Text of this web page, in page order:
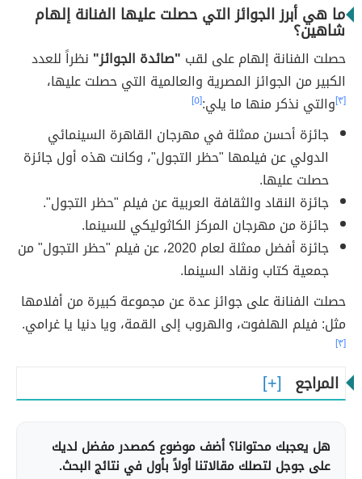
ما هي أبرز الجوائز التي حصلت عليها الفنانة إلهام
شاهين؟
حصلت الفنانة إلهام على لقب "صائدة الجوائز" نظراً للعدد
الكبير من الجوائز المصرية والعالمية التي حصلت عليها،
[٣] والتي نذكر منها ما يلي:[٥]
جائزة أحسن ممثلة في مهرجان القاهرة السينمائي
الدولي عن فيلمها "حظر التجول"، وكانت هذه أول جائزة
حصلت عليها.
جائزة النقاد والثقافة العربية عن فيلم "حظر التجول".
جائزة من مهرجان المركز الكاثوليكي للسينما.
جائزة أفضل ممثلة لعام 2020، عن فيلم "حظر التجول" من
جمعية كتاب ونقاد السينما.
حصلت الفنانة على جوائز عدة عن مجموعة كبيرة من أفلامها
مثل: فيلم الهلفوت، والهروب إلى القمة، ويا دنيا يا غرامي.
[٣]
المراجع
هل يعجبك محتوانا؟ أضف موضوع كمصدر مفضل لديك
على جوجل لتصلك مقالاتنا أولاً بأول في نتائج البحث.